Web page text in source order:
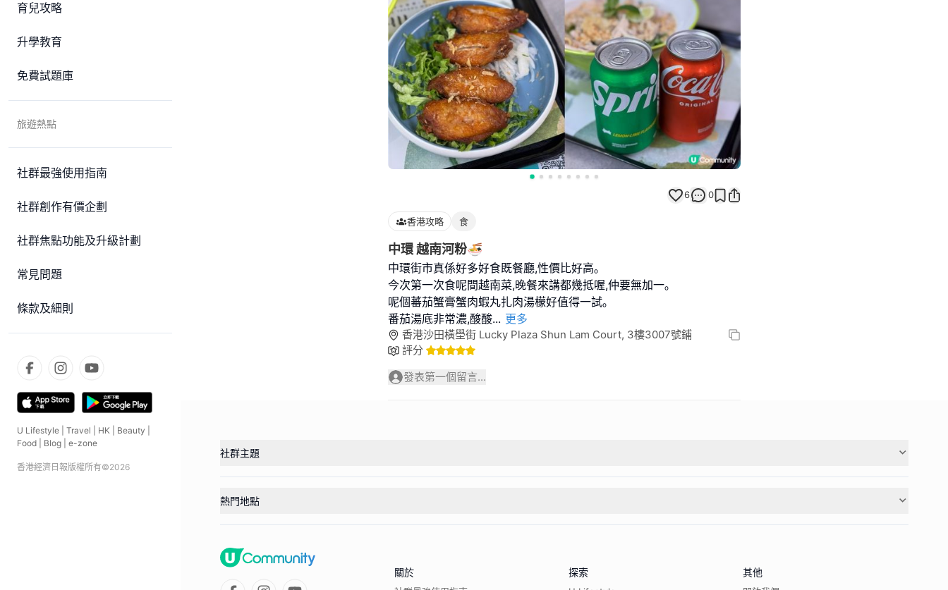
育兒攻略
升學教育
免費試題庫
旅遊熱點
社群最強使用指南
社群創作有價企劃
社群焦點功能及升級計劃
常見問題
條款及細則
U Lifestyle Travel HK Beauty
Food
Blog e-zone
香港經濟日報版權所有©2026
6 0
香港攻略 食
中環 越南河粉🍜
中環街市真係好多好食既餐廳,性價比好高｡
今次第一次食呢間越南菜,晚餐來講都幾抵喔,仲要無加一｡
呢個蕃茄蟹膏蟹肉蝦丸扎肉湯檬好值得一試｡
番茄湯底非常濃,酸酸... 更多
香港沙田橫壆街 Lucky Plaza Shun Lam Court, 3樓3007號鋪
評分
發表第一個留言...
社群主題
熱門地點
關於 探索 其他